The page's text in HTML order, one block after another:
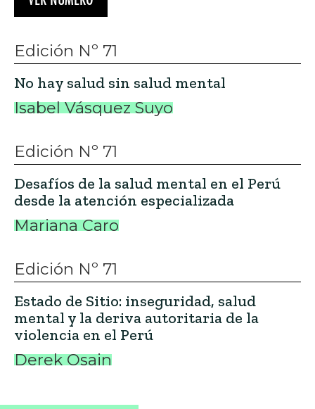
Edición Nº 71
No hay salud sin salud mental
Isabel Vásquez Suyo
Edición Nº 71
Desafíos de la salud mental en el Perú
desde la atención especializada
Mariana Caro
Edición Nº 71
Estado de Sitio: inseguridad, salud
mental y la deriva autoritaria de la
violencia en el Perú
Derek Osain